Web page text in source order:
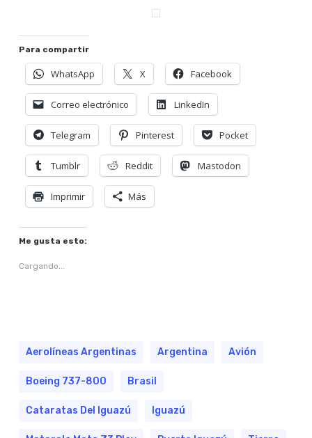
Para compartir
WhatsApp X Facebook
Correo electrónico LinkedIn
Telegram Pinterest Pocket
Tumblr Reddit Mastodon
Imprimir Más
Me gusta esto:
Cargando...
Aerolíneas Argentinas Argentina Avión
Boeing 737-800 Brasil
Cataratas Del Iguazú Iguazú